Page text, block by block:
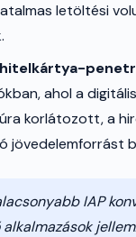
letöltési
ahol a
korlátozott, a
jövedelemforrást
IAP
alkalmazások